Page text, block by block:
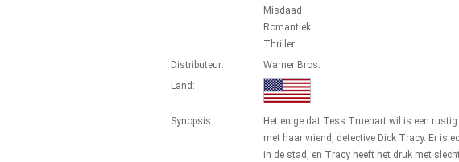
Misdaad
Romantiek
Thriller
Distributeur:
Warner Bros.
Land:
Synopsis:
Het enige dat Tess Truehart wil is een rustig
met haar vriend, detective Dick Tracy. Er is
in de stad, en Tracy heeft het druk met